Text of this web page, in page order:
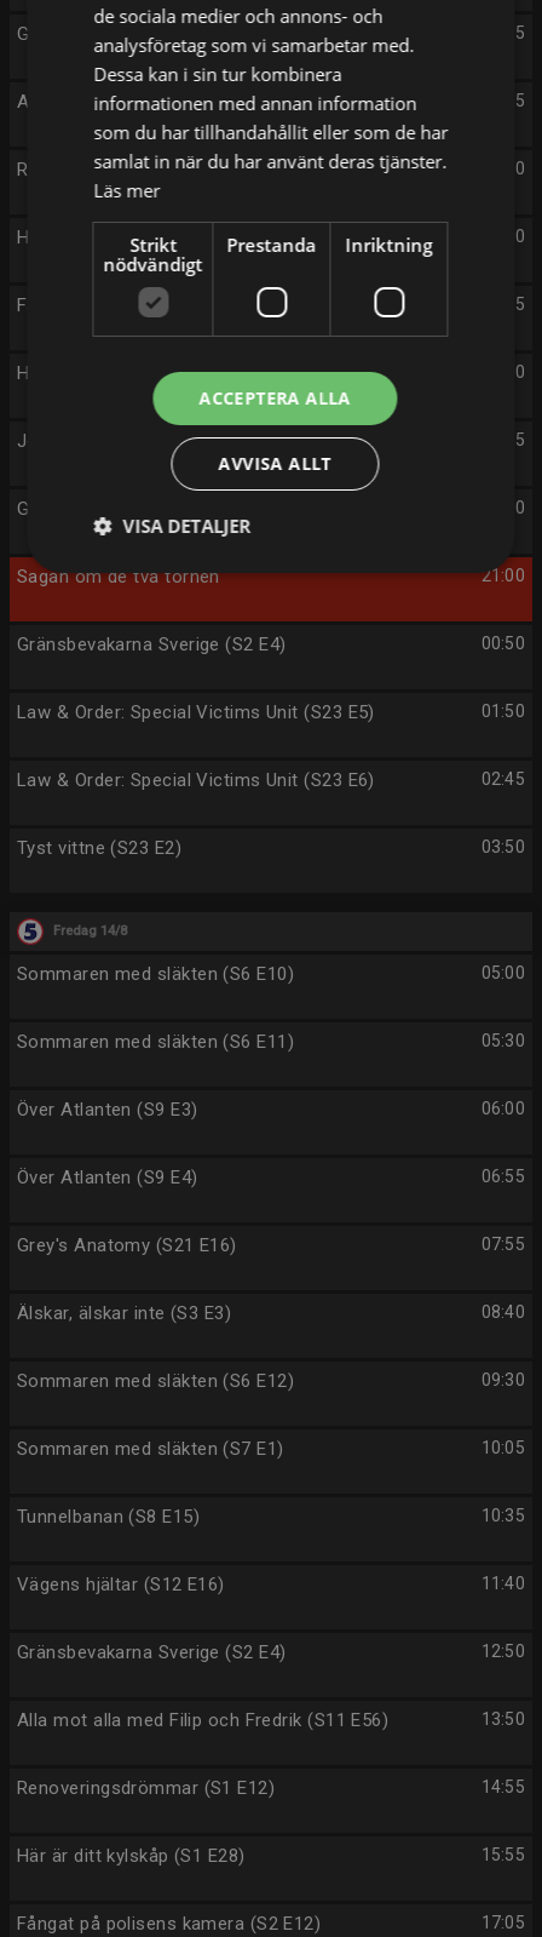
12:55
Gränsbevakarna Sverige (S2 E3)
13:55
Alla mot alla med Filip och Fredrik (S11 E55)
15:00
Renoveringsdrömmar (S1 E11)
16:00
Här är ditt kylskåp (S1 E27)
17:05
Fångat på polisens kamera (S2 E11)
18:10
Här är ditt kylskåp (S3 E27)
19:05
Jeopardy! (S4 E14)
20:00
Gränsbevakarna Sverige (S2 E4)
21:00
Sagan om de två tornen
00:50
Gränsbevakarna Sverige (S2 E4)
01:50
Law & Order: Special Victims Unit (S23 E5)
02:45
Law & Order: Special Victims Unit (S23 E6)
03:50
Tyst vittne (S23 E2)
Fredag 14/8
05:00
Sommaren med släkten (S6 E10)
05:30
Sommaren med släkten (S6 E11)
06:00
Över Atlanten (S9 E3)
06:55
Över Atlanten (S9 E4)
07:55
Grey's Anatomy (S21 E16)
08:40
Älskar, älskar inte (S3 E3)
09:30
Sommaren med släkten (S6 E12)
10:05
Sommaren med släkten (S7 E1)
10:35
Tunnelbanan (S8 E15)
11:40
Vägens hjältar (S12 E16)
12:50
Gränsbevakarna Sverige (S2 E4)
13:50
Alla mot alla med Filip och Fredrik (S11 E56)
14:55
Renoveringsdrömmar (S1 E12)
15:55
Här är ditt kylskåp (S1 E28)
17:05
Fångat på polisens kamera (S2 E12)
de sociala medier och annons- och
analysföretag som vi samarbetar med.
Dessa kan i sin tur kombinera
informationen med annan information
som du har tillhandahållit eller som de har
samlat in när du har använt deras tjänster.
Läs mer
Strikt
nödvändigt
Prestanda Inriktning
ACCEPTERA ALLA
AVVISA ALLT
VISA DETALJER